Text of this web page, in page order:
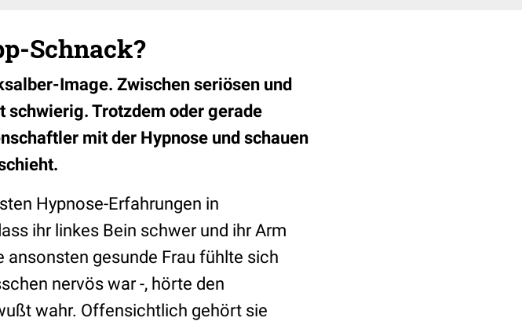
Schnack?
Image. Zwischen seriösen und
schwierig. Trotzdem oder gerade
mit der Hypnose und schauen
Hypnose-Erfahrungen in
ihr linkes Bein schwer und ihr Arm
gesunde Frau fühlte sich
nervös war -, hörte den
wahr. Offensichtlich gehört sie